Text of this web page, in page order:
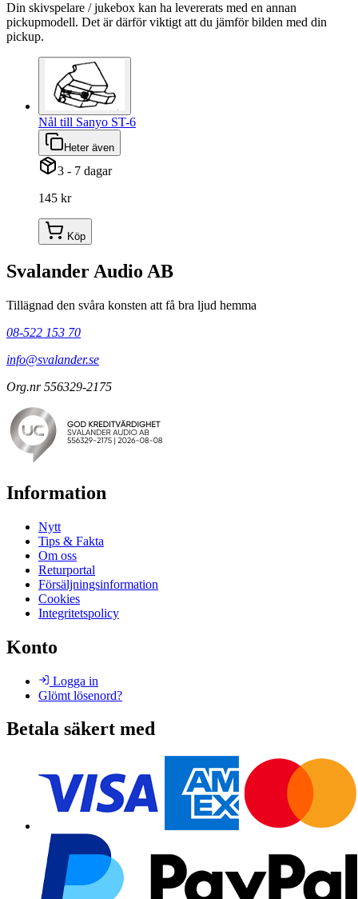
Din skivspelare / jukebox kan ha levererats med en annan
pickupmodell. Det är därför viktigt att du jämför bilden med din
pickup.
Nål till Sanyo ST-6
Heter även
3 - 7 dagar
145 kr
Köp
Svalander Audio AB
Tillägnad den svåra konsten att få bra ljud hemma
08-522 153 70
info@svalander.se
Org.nr 556329-2175
Information
Nytt
Tips & Fakta
Om oss
Returportal
Försäljningsinformation
Cookies
Integritetspolicy
Konto
Logga in
Glömt lösenord?
Betala säkert med